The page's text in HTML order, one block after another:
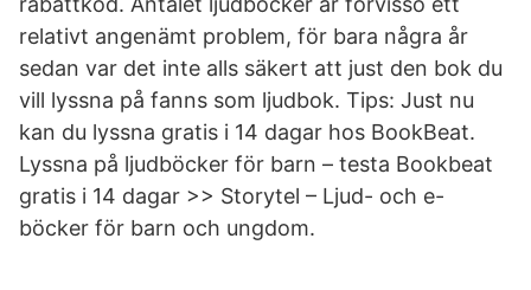
relativt angenämt problem, för bara några år
sedan var det inte alls säkert att just den bok du
vill lyssna på fanns som ljudbok. Tips: Just nu
kan du lyssna gratis i 14 dagar hos BookBeat.
Lyssna på ljudböcker för barn – testa Bookbeat
gratis i 14 dagar >> Storytel – Ljud- och e-
böcker för barn och ungdom.